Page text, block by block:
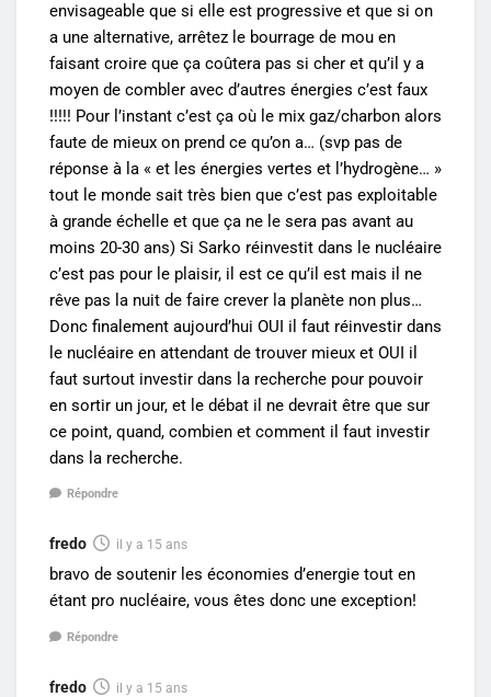
envisageable que si elle est progressive et que si on
a une alternative, arrêtez le bourrage de mou en
faisant croire que ça coûtera pas si cher et qu’il y a
moyen de combler avec d’autres énergies c’est faux
!!!!! Pour l’instant c’est ça où le mix gaz/charbon alors
faute de mieux on prend ce qu’on a… (svp pas de
réponse à la « et les énergies vertes et l’hydrogène… »
tout le monde sait très bien que c’est pas exploitable
à grande échelle et que ça ne le sera pas avant au
moins 20-30 ans) Si Sarko réinvestit dans le nucléaire
c’est pas pour le plaisir, il est ce qu’il est mais il ne
rêve pas la nuit de faire crever la planète non plus…
Donc finalement aujourd’hui OUI il faut réinvestir dans
le nucléaire en attendant de trouver mieux et OUI il
faut surtout investir dans la recherche pour pouvoir
en sortir un jour, et le débat il ne devrait être que sur
ce point, quand, combien et comment il faut investir
dans la recherche.
Répondre
fredo il y a 15 ans
bravo de soutenir les économies d’energie tout en
étant pro nucléaire, vous êtes donc une exception!
Répondre
fredo il y a 15 ans